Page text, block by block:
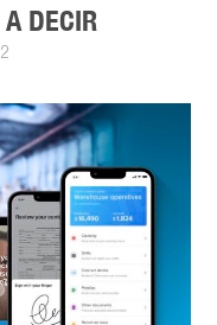
DECIR